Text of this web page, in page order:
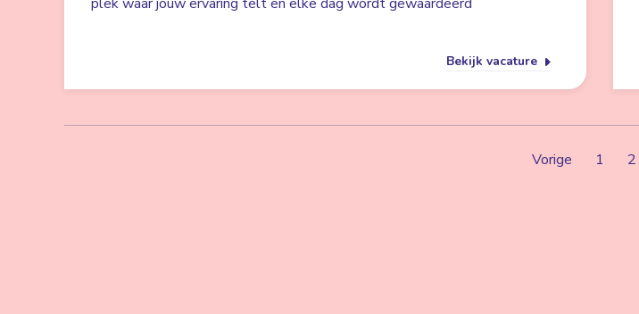
Bekijk vacature
Vorige 1 2